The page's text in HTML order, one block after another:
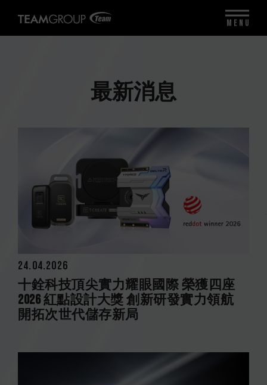
最新消息
24.04.2026
十銓科技頂尖實力耀眼國際 榮獲四座
2026 紅點設計大獎 創新研發實力領航
開拓次世代儲存新局
MENU